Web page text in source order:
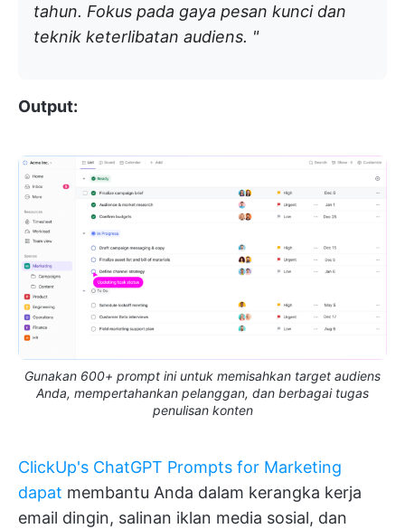
tahun. Fokus pada gaya pesan kunci dan
teknik keterlibatan audiens. "
Output:
Gunakan 600+ prompt ini untuk memisahkan target audiens
Anda, mempertahankan pelanggan, dan berbagai tugas
penulisan konten
ClickUp's ChatGPT Prompts for Marketing
dapat membantu Anda dalam kerangka kerja
email dingin, salinan iklan media sosial, dan